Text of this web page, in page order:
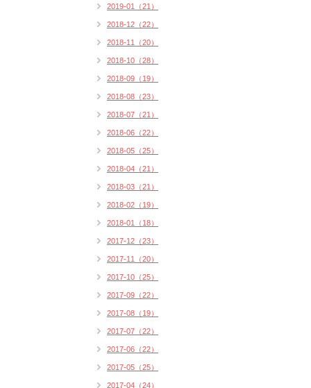
2019-01（21）
2018-12（22）
2018-11（20）
2018-10（28）
2018-09（19）
2018-08（23）
2018-07（21）
2018-06（22）
2018-05（25）
2018-04（21）
2018-03（21）
2018-02（19）
2018-01（18）
2017-12（23）
2017-11（20）
2017-10（25）
2017-09（22）
2017-08（19）
2017-07（22）
2017-06（22）
2017-05（25）
2017-04（24）